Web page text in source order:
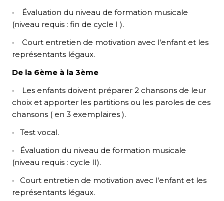
• Évaluation du niveau de formation musicale
(niveau requis : fin de cycle I ).
• Court entretien de motivation avec l'enfant et les
représentants légaux.
De la 6ème à la 3ème
• Les enfants doivent préparer 2 chansons de leur
choix et apporter les partitions ou les paroles de ces
chansons ( en 3 exemplaires ).
• Test vocal.
• Évaluation du niveau de formation musicale
(niveau requis : cycle II).
• Court entretien de motivation avec l'enfant et les
représentants légaux.